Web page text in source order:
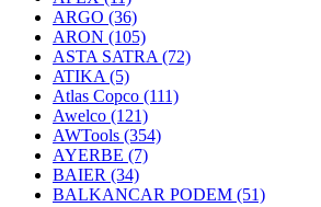
ARGO (36)
ARON (105)
ASTA SATRA (72)
ATIKA (5)
Atlas Copco (111)
Awelco (121)
AWTools (354)
AYERBE (7)
BAIER (34)
BALKANCAR PODEM (51)